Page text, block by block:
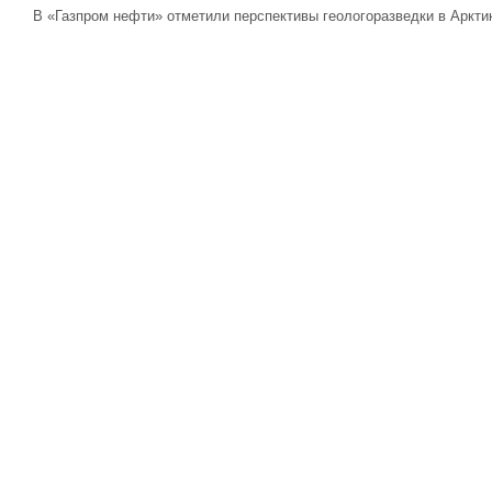
В «Газпром нефти» отметили перспективы геологоразведки в